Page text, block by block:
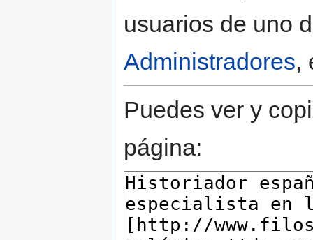
usuarios de uno
Administradores,
Puedes ver y
página: